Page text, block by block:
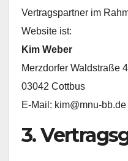
Vertragspartner im
Website ist:
Kim Weber
Merzdorfer Waldstraße 4
03042 Cottbus
E-Mail: kim@mnu-bb.de
3.